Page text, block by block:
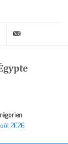
+20 2 25970400
2026